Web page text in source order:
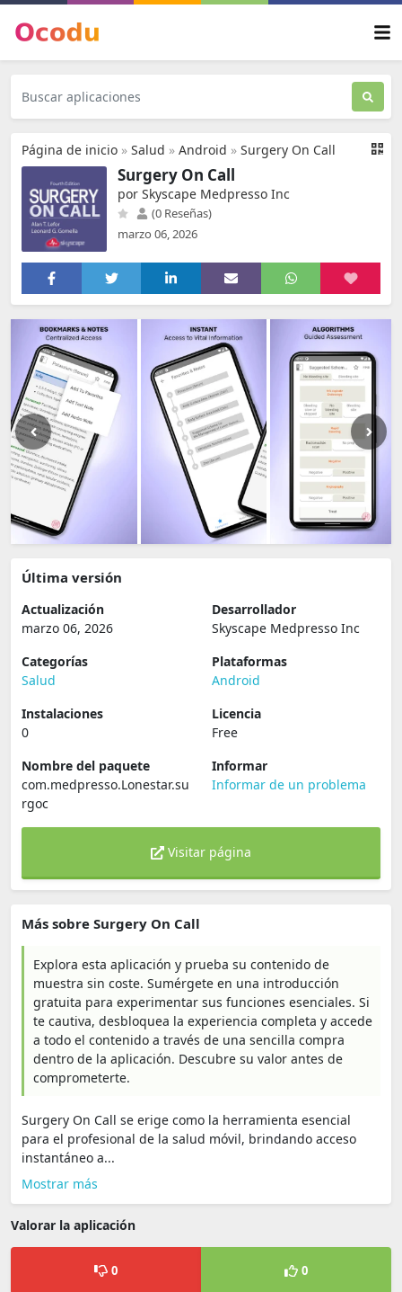
Página de inicio » Salud » Android » Surgery On Call
Surgery On Call
por Skyscape Medpresso Inc
(0 Reseñas)
marzo 06, 2026
Última versión
Actualización
marzo 06, 2026
Desarrollador
Skyscape Medpresso Inc
Categorías
Salud
Plataformas
Android
Instalaciones
0
Licencia
Free
Nombre del paquete
com.medpresso.Lonestar.su
rgoc
Informar
Informar de un problema
Visitar página
Más sobre Surgery On Call
Explora esta aplicación y prueba su contenido de
muestra sin coste. Sumérgete en una introducción
gratuita para experimentar sus funciones esenciales. Si
te cautiva, desbloquea la experiencia completa y accede
a todo el contenido a través de una sencilla compra
dentro de la aplicación. Descubre su valor antes de
comprometerte.
Surgery On Call se erige como la herramienta esencial
para el profesional de la salud móvil, brindando acceso
instantáneo a...
Mostrar más
Valorar la aplicación
0 0